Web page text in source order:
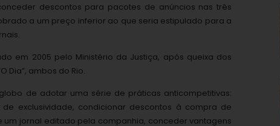
descontos para pacotes de anúncios nas três
a um preço inferior ao que seria estipulado para a
em 2005 pelo Ministério da Justiça, após queixa dos
Dia”, ambos do Rio.
de adotar uma série de práticas anticompetitivas:
exclusividade, condicionar descontos à compra de
jornal editado pela companhia, conceder vantagens